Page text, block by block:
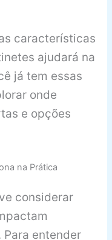
características
ajudará na
já tem essas
onde
e opções
na Prática
considerar
entender